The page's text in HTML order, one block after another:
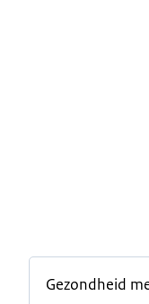
Gezondheid